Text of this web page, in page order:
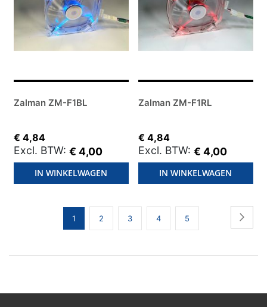
Zalman ZM-F1BL
€ 4,84
€ 4,00
IN WINKELWAGEN
Zalman ZM-F1RL
€ 4,84
€ 4,00
IN WINKELWAGEN
Pagina
U
lees
1 Pagina
2 Pagina
3 Pagina
4 Pagina
5